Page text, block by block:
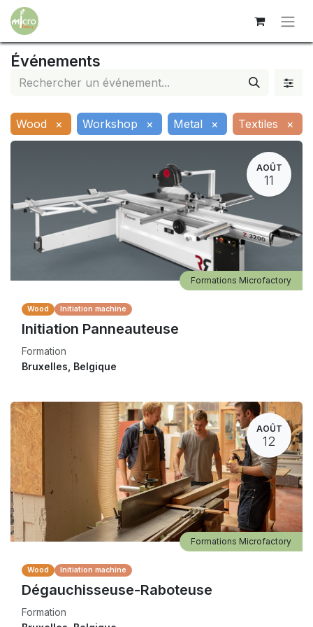
Événements
Wood × Workshop × Metal × Textiles ×
AOÛT
11
Wood Initiation machine
Initiation Panneauteuse
Formation
Formations Microfactory
Bruxelles Belgique
AOÛT
12
Wood Initiation machine
Dégauchisseuse-Raboteuse
Formation
Formations Microfactory